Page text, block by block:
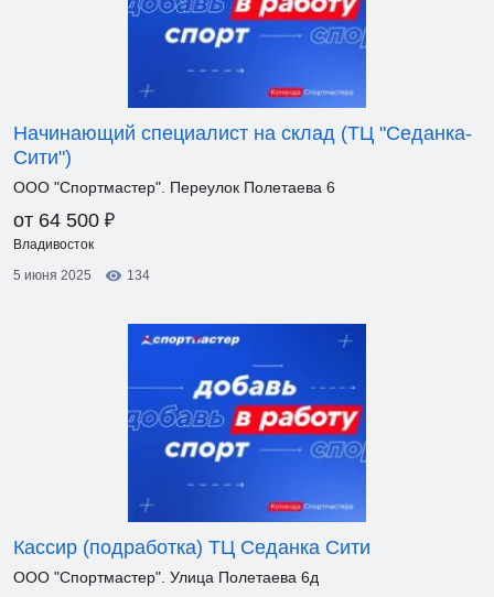
Начинающий специалист на склад (ТЦ "Седанка-
Сити")
ООО "Спортмастер". Переулок Полетаева 6
от 64 500 ₽
Владивосток
5 июня 2025
134
Кассир (подработка) ТЦ Седанка Сити
ООО "Спортмастер". Улица Полетаева 6д